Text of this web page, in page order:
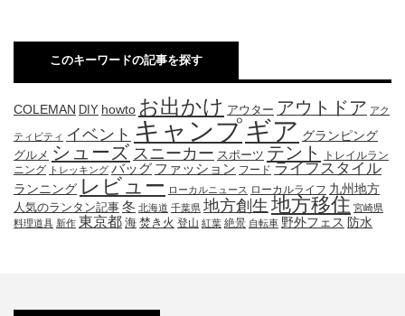
このキーワードの記事を探す
COLEMAN DIY howto お出かけ アウター アウトドア アク
ティビティ イベント キャンプギア グランピング
グルメ シューズ スニーカー スポーツ テント
トレイルラン
ニング トレッキング バッグ ファッション フード ライフスタイル
ランニング レビュー ローカルニュース ローカルライフ 九州地方
人気のランタン記事 冬 北海道 千葉県 地方創生 地方移住 宮崎県
料理道具 新作 東京都 海 焚き火 登山 紅葉 絶景 自転車 野外フェス 防水